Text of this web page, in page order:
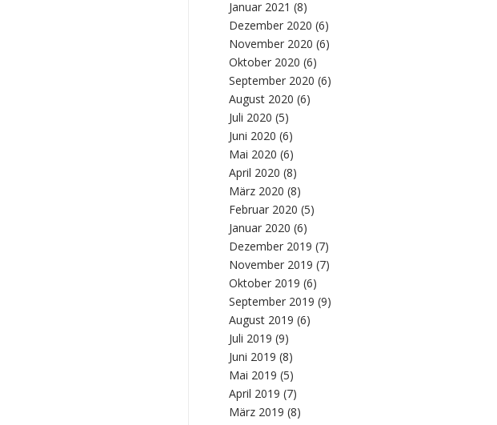
Januar 2021 (8)
Dezember 2020 (6)
November 2020 (6)
Oktober 2020 (6)
September 2020 (6)
August 2020 (6)
Juli 2020 (5)
Juni 2020 (6)
Mai 2020 (6)
April 2020 (8)
März 2020 (8)
Februar 2020 (5)
Januar 2020 (6)
Dezember 2019 (7)
November 2019 (7)
Oktober 2019 (6)
September 2019 (9)
August 2019 (6)
Juli 2019 (9)
Juni 2019 (8)
Mai 2019 (5)
April 2019 (7)
März 2019 (8)